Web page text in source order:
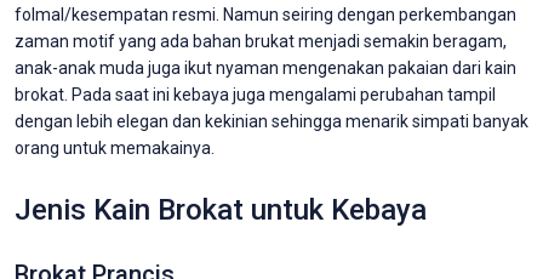
folmal/kesempatan resmi. Namun seiring dengan perkembangan
zaman motif yang ada bahan brukat menjadi semakin beragam,
anak-anak muda juga ikut nyaman mengenakan pakaian dari kain
brokat. Pada saat ini kebaya juga mengalami perubahan tampil
dengan lebih elegan dan kekinian sehingga menarik simpati banyak
orang untuk memakainya.
Jenis Kain Brokat untuk Kebaya